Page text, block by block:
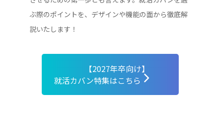
ぶ際のポイントを、デザインや機能の面から徹底解
説いたします！
【2027年卒向け】
就活カバン特集はこちら